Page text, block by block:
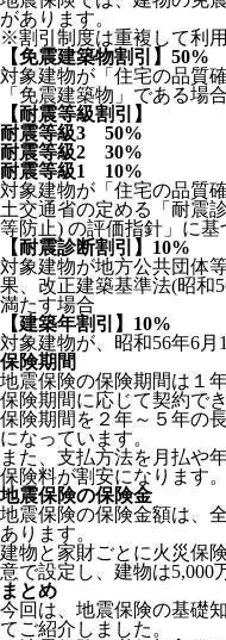
があります。
※割引制度は重複して利
【免震建築物割引】50%
対象建物が「住宅の品質
「免震建築物」である場合
【耐震等級割引】
耐震等級3 50%
耐震等級2 30%
耐震等級1 10%
対象建物が「住宅の品質
土交通省の定める「耐震
等防止) の評価指針」に
【耐震診断割引】10%
対象建物が地方公共団体
果、改正建築基準法(昭和
満たす場合
【建築年割引】10%
対象建物が、昭和56年6
保険期間
地震保険の保険期間は１
保険期間に応じて契約で
保険期間を２年～５年の
になっています。
また、支払方法を月払や
保険料が割安になります。
地震保険の保険金
地震保険の保険金額は、
あります。
建物と家財ごとに火災保
意で設定し、建物は5,000
まとめ
今回は、地震保険の基礎
てご紹介しました。